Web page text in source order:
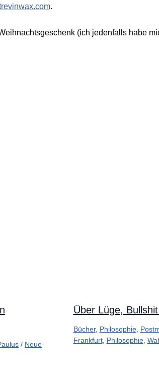
.
(ich jedenfalls habe
/ Neue
Über Lüge,
Bücher, Philosophie,
Frankfurt, Philosophie,